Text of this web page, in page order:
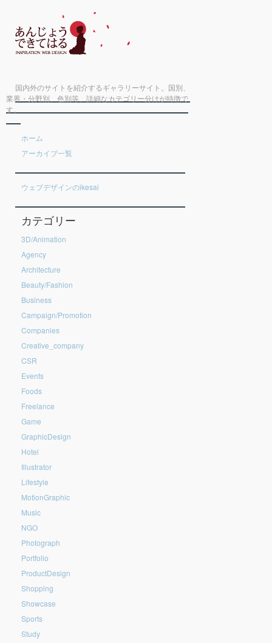
国内外のサイトを紹介するギャラリーサイト。国別、
業界・分野別、色別等、詳細なカテゴリー分けが特徴で
す。
ホーム
アーカイブ一覧
ウェブデザインのikesai
カテゴリー
3D/Animation
Agency
Architecture
Beauty/Fashion
Business
Campaign/Promotion
Companies
Creative_company
CSR
Events
Foods
Freelance
Game
GraphicDesign
Hotel
Illustrator
Lifestyle
MotionGraphic
Music
NGO
Photograph
Portfolio
ProductDesign
Shopping
Showcase
Sports
Study